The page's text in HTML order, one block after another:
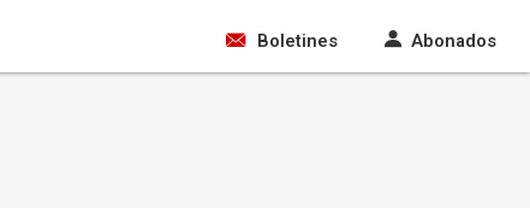
Boletines Abonados